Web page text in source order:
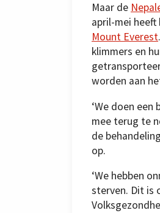
Maar de
april-mei
Mount Everest
klimmers en
worden aan
‘We doen
mee terug te
de
op.
‘We hebben
sterven. Dit is